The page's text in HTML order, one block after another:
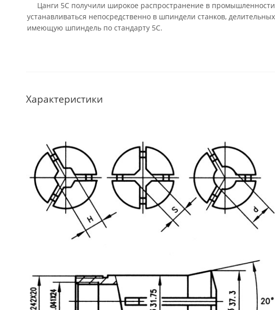
Цанги 5С получили широкое распространение в
устанавливаться непосредственно в шпиндели станков,
имеющую шпиндель по стандарту 5С.
Характеристики